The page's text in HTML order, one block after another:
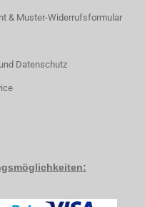
& Muster-Widerrufsformular
Datenschutz